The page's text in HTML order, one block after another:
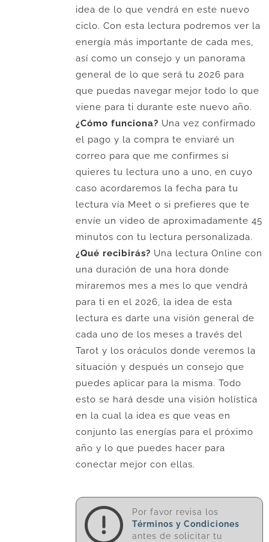
idea de lo que vendrá en este nuevo
ciclo. Con esta lectura podremos ver la
energía más importante de cada mes,
así como un consejo y un panorama
general de lo que será tu 2026 para
que puedas navegar mejor todo lo que
viene para ti durante este nuevo año.
¿Cómo funciona? Una vez confirmado
el pago y la compra te enviaré un
correo para que me confirmes si
quieres tu lectura uno a uno, en cuyo
caso acordaremos la fecha para tu
lectura vía Meet o si prefieres que te
envíe un video de aproximadamente 45
minutos con tu lectura personalizada.
¿Qué recibirás? Una lectura Online con
una duración de una hora donde
miraremos mes a mes lo que vendrá
para ti en el 2026, la idea de esta
lectura es darte una visión general de
cada uno de los meses a través del
Tarot y los oráculos donde veremos la
situación y después un consejo que
puedes aplicar para la misma. Todo
esto se hará desde una visión holística
en la cual la idea es que veas en
conjunto las energías para el próximo
año y lo que puedes hacer para
conectar mejor con ellas.
Por favor revisa los
Términos y Condiciones
antes de solicitar tu